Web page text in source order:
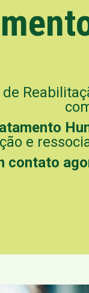
e
contato